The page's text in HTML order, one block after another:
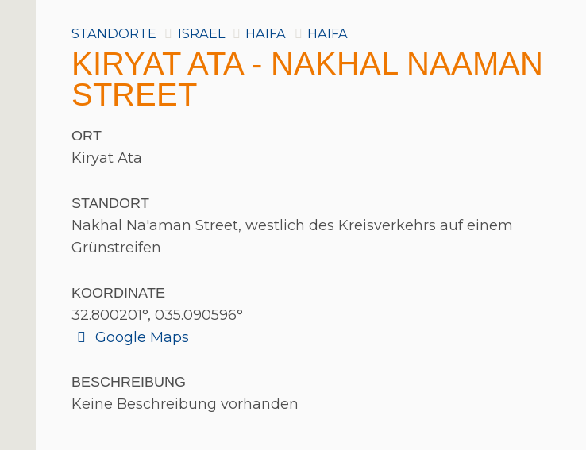
STANDORTE ISRAEL HAIFA HAIFA
KIRYAT ATA - NAKHAL NAAMAN
STREET
ORT
Kiryat Ata
STANDORT
Nakhal Na'aman Street, westlich des Kreisverkehrs auf einem
Grünstreifen
KOORDINATE
32.800201°, 035.090596°
Google Maps
BESCHREIBUNG
Keine Beschreibung vorhanden